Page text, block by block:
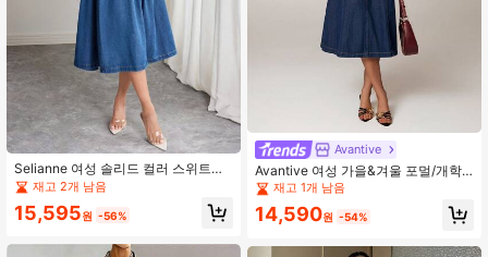
Selianne 여성 솔리드 컬러 스위트하
트 칼라 민소매 패셔너블 데님 드레스,
여름
재고 2개 남음
15,595원 -56%
Avantive
Avantive 여성 가을&겨울 포멀/개학/
할로윈/결혼식 하객/휴가/Y2k/해변/
귀여운/선생님/외출/비즈니스 캐주얼/
우아한/생일/오피스/컨트리 콘서트/클
어/빈티지/페스티벌/칵테일/레이브/프
재고 1개 남음
14,590원 -54%